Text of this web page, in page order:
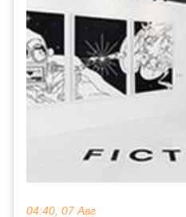
04:40, 07 Авг